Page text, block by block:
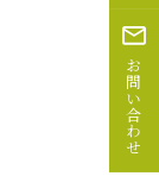
お問い合わせ